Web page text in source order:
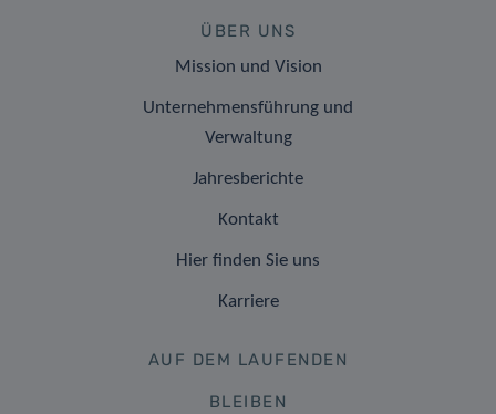
ÜBER UNS
Mission und Vision
Unternehmensführung und
Verwaltung
Jahresberichte
Kontakt
Hier finden Sie uns
Karriere
AUF DEM LAUFENDEN
BLEIBEN